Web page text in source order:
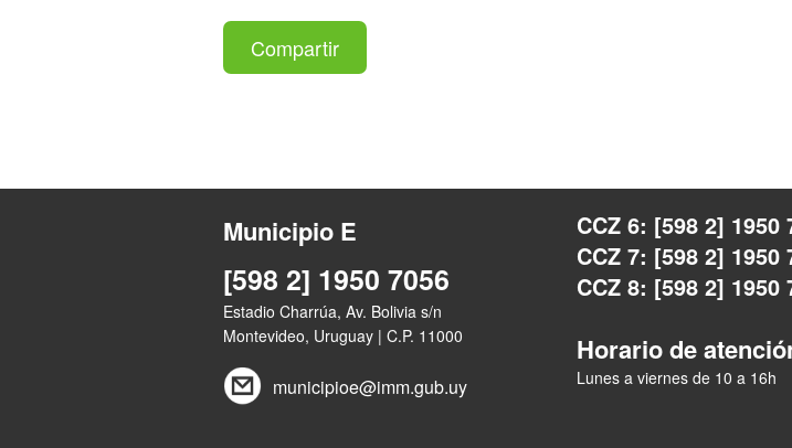
Compartir
Municipio E
[598 2] 1950 7056
Estadio Charrúa, Av. Bolivia s/n
Montevideo, Uruguay | C.P. 11000
municipioe@imm.gub.uy
CCZ 6: [598 2] 1950
CCZ 7: [598 2] 1950
CCZ 8: [598 2] 1950
Horario de
Lunes a viernes de 10 a 16h